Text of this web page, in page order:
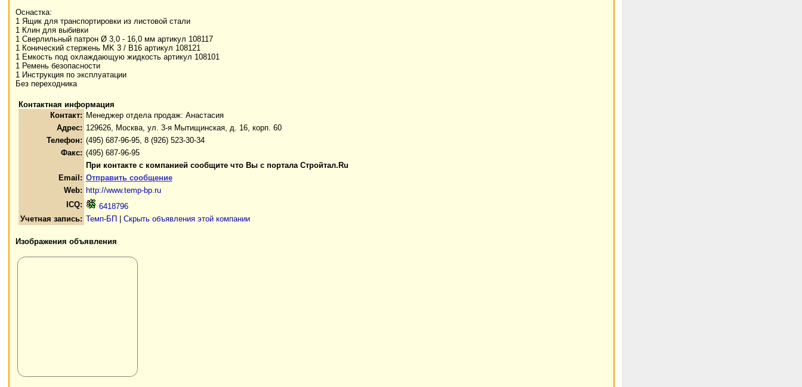
Оснастка:
1 Ящик для транспортировки из листовой стали
1 Клин для выбивки
1 Сверлильный патрон Ø 3,0 - 16,0 мм артикул 108117
1 Конический стержень MK 3 / B16 артикул 108121
1 Емкость под охлаждающую жидкость артикул 108101
1 Ремень безопасности
1 Инструкция по эксплуатации
Без переходника
Контактная информация
Контакт: Менеджер отдела продаж: Анастасия
Адрес: 129626, Москва, ул. 3-я Мытищинская, д. 16, корп. 60
Телефон: (495) 687-96-95, 8 (926) 523-30-34
Факс: (495) 687-96-95
При контакте с компанией сообщите что Вы с портала Стройтал.Ru
Email: Отправить сообщение
Web: http://www.temp-bp.ru
ICQ:
6418796
Учетная запись: Темп-БП Скрыть объявления этой компании
Изображения объявления